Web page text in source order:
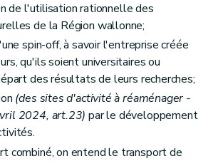
de l'utilisation rationnelle des
de la Région wallonne;
spin-off, à savoir l'entreprise créée
qu'ils soient universitaires ou
des résultats de leurs recherches;
(des sites d'activité à réaménager -
2024, art.23) par le développement
combiné, on entend le transport de